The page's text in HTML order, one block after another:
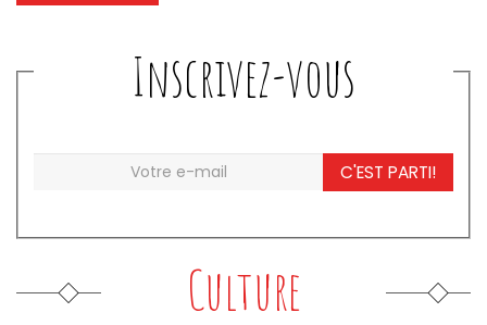
Inscrivez-vous
C'EST PARTI!
Culture